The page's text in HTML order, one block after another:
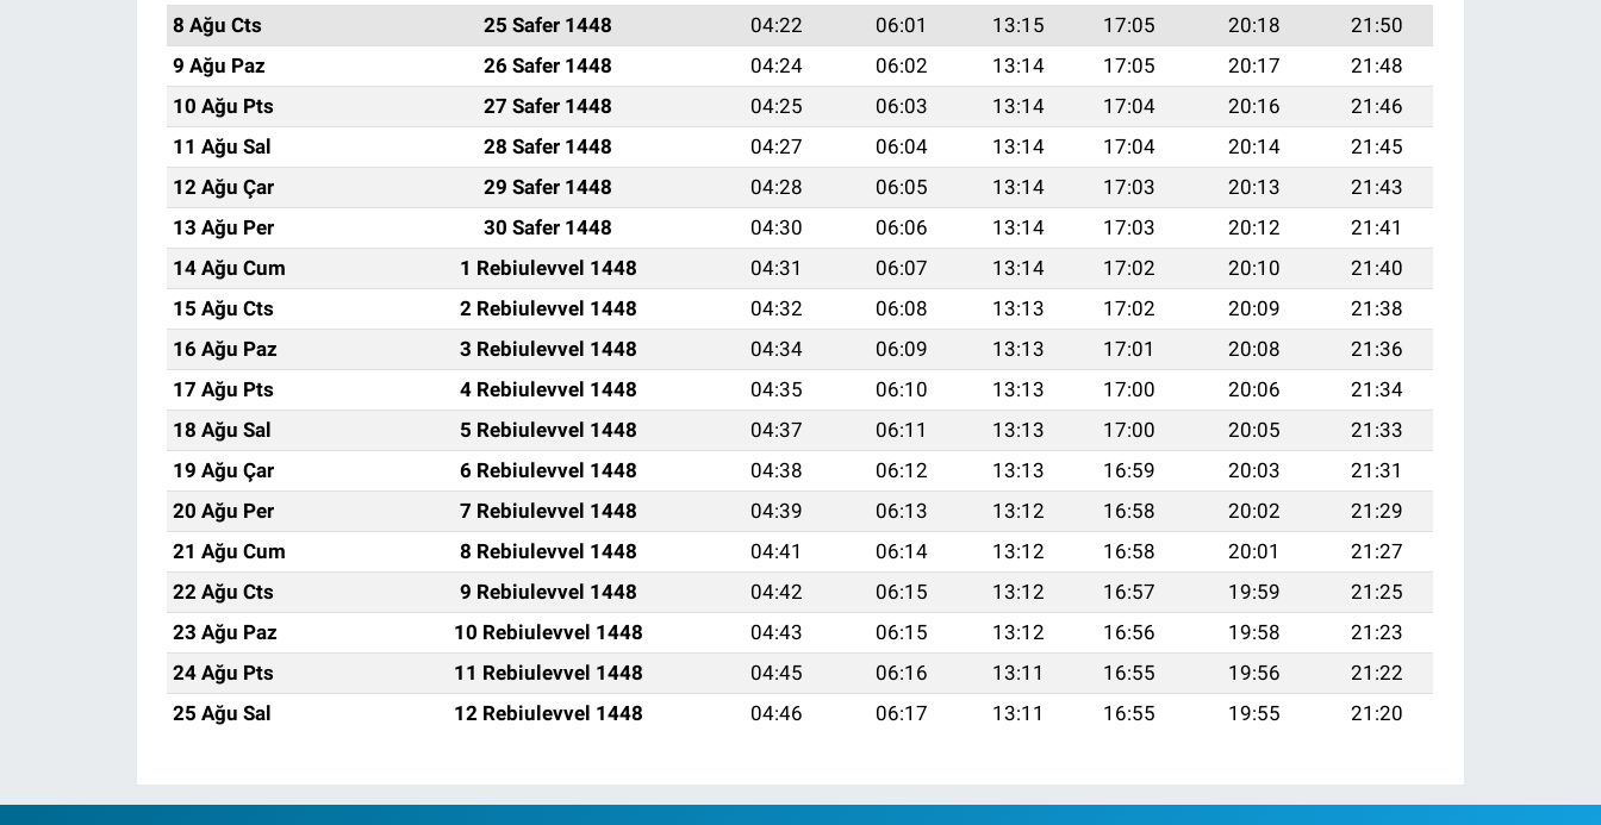
8 Ağu Cts
25 Safer 1448 04:22 06:01 13:15 17:05 20:18
21:50
9 Ağu Paz
26 Safer 1448 04:24 06:02 13:14 17:05 20:17
21:48
10 Ağu Pts
27 Safer 1448 04:25 06:03 13:14 17:04 20:16
21:46
11 Ağu Sal
28 Safer 1448 04:27 06:04 13:14 17:04 20:14
21:45
12 Ağu Çar
29 Safer 1448 04:28 06:05 13:14 17:03 20:13
21:43
13 Ağu Per
30 Safer 1448 04:30 06:06 13:14 17:03 20:12
21:41
14 Ağu Cum
1 Rebiulevvel 1448 04:31 06:07 13:14 17:02 20:10
21:40
15 Ağu Cts
2 Rebiulevvel 1448 04:32 06:08 13:13 17:02 20:09
21:38
16 Ağu Paz
3 Rebiulevvel 1448 04:34 06:09 13:13 17:01 20:08
21:36
17 Ağu Pts
4 Rebiulevvel 1448 04:35 06:10 13:13 17:00 20:06
21:34
18 Ağu Sal
5 Rebiulevvel 1448 04:37 06:11 13:13 17:00 20:05
21:33
19 Ağu Çar
6 Rebiulevvel 1448 04:38 06:12 13:13 16:59 20:03
21:31
20 Ağu Per
7 Rebiulevvel 1448 04:39 06:13 13:12 16:58 20:02
21:29
21 Ağu Cum
8 Rebiulevvel 1448 04:41 06:14 13:12 16:58 20:01
21:27
22 Ağu Cts
9 Rebiulevvel 1448 04:42 06:15 13:12 16:57 19:59
21:25
23 Ağu Paz
10 Rebiulevvel 1448 04:43 06:15 13:12 16:56 19:58
21:23
24 Ağu Pts
11 Rebiulevvel 1448 04:45 06:16 13:11 16:55 19:56
21:22
25 Ağu Sal
12 Rebiulevvel 1448 04:46 06:17 13:11 16:55 19:55 21:20